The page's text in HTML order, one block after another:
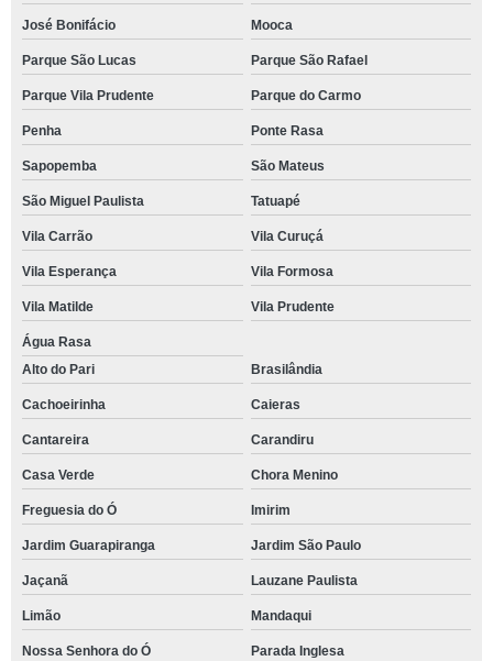
José Bonifácio Mooca
Parque São Lucas Parque São Rafael
Parque Vila Prudente Parque do Carmo
Penha Ponte Rasa
Sapopemba São Mateus
São Miguel Paulista Tatuapé
Vila Carrão Vila Curuçá
Vila Esperança Vila Formosa
Vila Matilde Vila Prudente
Água Rasa
Alto do Pari
Brasilândia
Cachoeirinha Caieras
Cantareira Carandiru
Casa Verde Chora Menino
Freguesia do Ó Imirim
Jardim Guarapiranga Jardim São Paulo
Jaçanã Lauzane Paulista
Limão Mandaqui
Nossa Senhora do Ó Parada Inglesa